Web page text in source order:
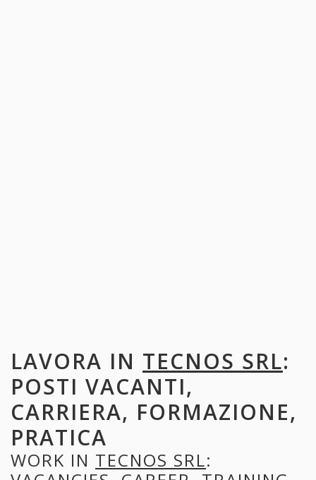
LAVORA IN TECNOS SRL:
POSTI VACANTI,
CARRIERA, FORMAZIONE,
PRATICA
WORK IN TECNOS SRL: